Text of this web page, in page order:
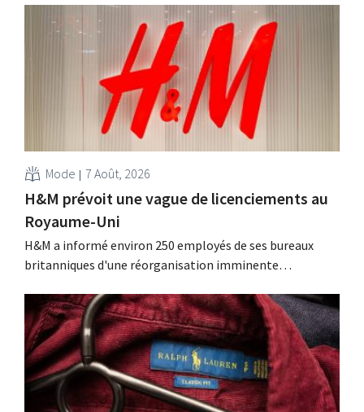
Mode 7 Août, 2026
H&M prévoit une vague de licenciements au
Royaume-Uni
H&M a informé environ 250 employés de ses bureaux
britanniques d'une réorganisation imminente
Cette restructuration fait suite à des mesures prises
précédemment aux Pays-Bas, en Belgique et en Espagne,
qui avaient déjà entraîné la suppression de centaines
d'emplois.